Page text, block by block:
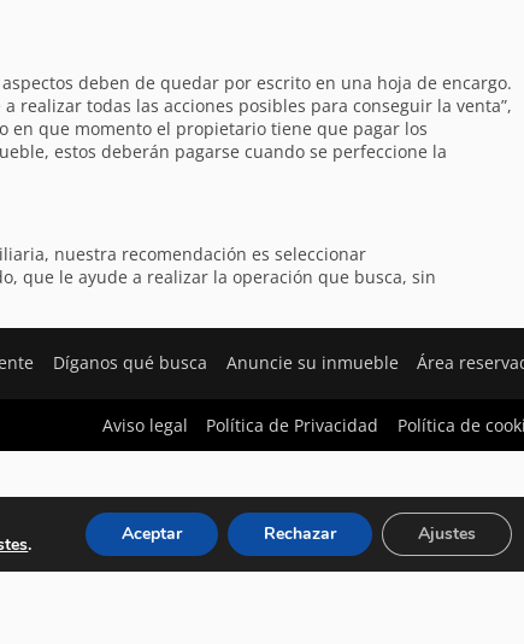
deben de quedar por escrito en una hoja de encargo.
realizar todas las acciones posibles para conseguir la venta”,
que momento el propietario tiene que pagar los
estos deberán pagarse cuando se perfeccione la
nuestra recomendación es seleccionar
que le ayude a realizar la operación que busca, sin
Díganos qué busca Anuncie su inmueble Área
Aviso legal Política de Privacidad Política de
. Aceptar Rechazar Ajustes